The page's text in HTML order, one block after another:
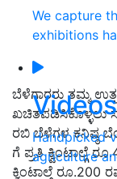
We capture
exhibitions
Videos
Handpicked
agriculture
ಬೆಳೆಗಾರರು ತಮ್ಮ
ಖಚಿತಪಡಿಸಿಕೊಳ್ಳಲು
ರಬಿ ಬೆಳೆಗಳ ಕನಿಷ್ಠ
ಗೆ ಪ್ರತಿ ಕ್ವಿಂಟಾಲ್ಗೆ
ಕ್ವಿಂಟಾಲ್ಗೆ ರೂ.200